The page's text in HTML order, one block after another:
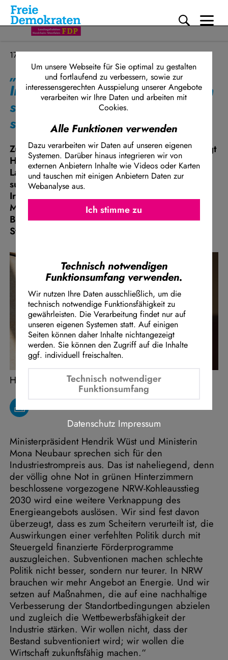
Direkt zum Inhalt
17.08.2023
„Industriestrompreis ist ein
Irrweg“ – Subventionen machen
schlechte Politik nicht besser,
sondern nur teurer
Zur Diskussion über den Industriestrompreis sagt
Henning Höne, Vorsitzender der FDP-
Landtagsfraktion NRW: „Der staatlich
subventionierte Industriestrompreis ist ein
Irrweg! Als FDP-Landtagsfraktion sind wir der
Meinung, dass Selbstständige und kleine
Betriebe den Industrieunternehmen nicht den
Strompreis mitbezahlen sollten.
Henning Höne
Ministerpräsident Hendrik Wüst und Ministerin
Mona Neubaur sprechen sich für den
Industriestrompreis aus. Das ist naheliegend, denn
der völlig ohne Not in grünen Hinterzimmern
beschlossene vorgezogene NRW-Kohleausstieg
2030 wird eine weitere Verknappung des
Energieangebots auslösen. Wir sind fest davon
überzeugt, dass es zum Scheitern verurteilt ist, die
Auswirkungen einer verfehlten Politik durch mit
Steuergeld finanzierte Förderprogramme
auszugleichen. Subventionen machen schlechte
Politik nicht besser, sondern nur teurer. In NRW
brauchen wir mehr Angebot an Energie. Und wir
setzen auf Maßnahmen, die auf eine nachhaltige
Verbesserung der Standortbedingungen abzielen
und zugleich die Wettbewerbsfähigkeit der
Industrie stärken. Wir wollen nicht, dass der
Bestand subventioniert wird; wir wollen die
Wirtschaft zukunftsfähig machen.“
Um unsere Webseite für Sie optimal zu gestalten
und fortlaufend zu verbessern, sowie zur
interessensgerechten Ausspielung unserer Angebote
verarbeiten wir Ihre Daten und arbeiten mit
Cookies.
Technisch notwendigen
Funktionsumfang verwenden.
Wir nutzen Ihre Daten ausschließlich, um die
technisch notwendige Funktionsfähigkeit zu
gewährleisten. Die Verarbeitung findet nur auf
unseren eigenen Systemen statt. Auf einigen
Seiten können daher Inhalte nichtangezeigt
werden. Sie können den Zugriff auf die Inhalte
ggf. individuell freischalten.
Technisch notwendiger
Funktionsumfang
Alle Funktionen verwenden
Dazu verarbeiten wir Daten auf unseren eigenen
Systemen. Darüber hinaus integrieren wir von
externen Anbietern Inhalte wie Videos oder Karten
und tauschen mit einigen Anbietern Daten zur
Webanalyse aus.
Facebook Embed / Facebook Connect
Google Maps Embed
Ich stimme zu
Ich stimme
Datenschutz Impressum